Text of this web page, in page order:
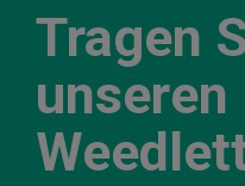
Tragen
unseren